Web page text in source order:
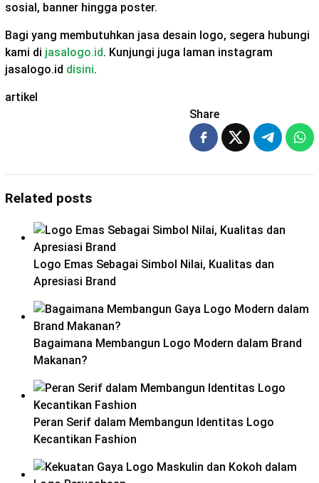
sosial, banner hingga poster.
Bagi yang membutuhkan jasa desain logo, segera hubungi
kami di jasalogo.id. Kunjungi juga laman instagram
jasalogo.id disini.
artikel
Share
Related posts
Logo Emas Sebagai Simbol Nilai, Kualitas dan
Apresiasi Brand
Bagaimana Membangun Logo Modern dalam Brand
Makanan?
Peran Serif dalam Membangun Identitas Logo
Kecantikan Fashion